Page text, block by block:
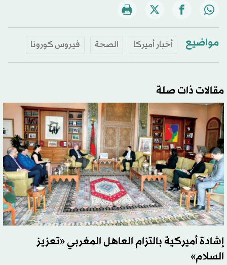
مواضيع أخبار أميركا الصحة فيروس كورونا
مقالات ذات صلة
إشادة أميركية بالتزام العاهل المغربي «تعزيز
السلام»